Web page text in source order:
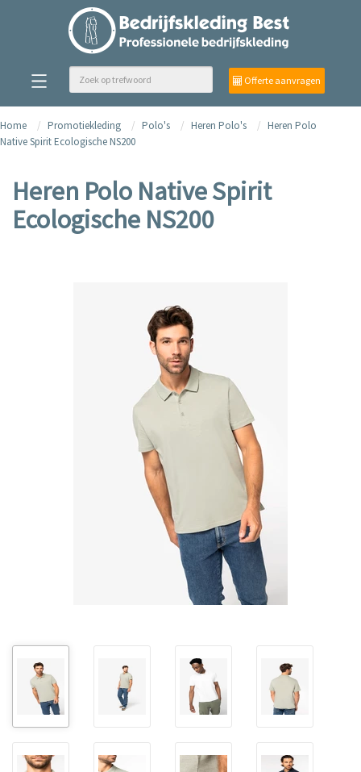
Offerte aanvragen
Home Promotiekleding Polo's Heren Polo's
Heren Polo
Native Spirit Ecologische NS200
Heren Polo Native Spirit
Ecologische NS200